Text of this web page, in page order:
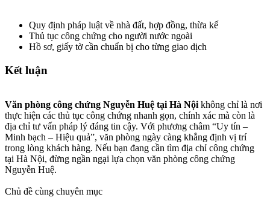
Quy định pháp luật về nhà đất, hợp đồng, thừa kế
Thủ tục công chứng cho người nước ngoài
Hồ sơ, giấy tờ cần chuẩn bị cho từng giao dịch
Kết luận​
Văn phòng công chứng Nguyễn Huệ tại Hà Nội không chỉ là nơi
thực hiện các thủ tục công chứng nhanh gọn, chính xác mà còn là
địa chỉ tư vấn pháp lý đáng tin cậy. Với phương châm “Uy tín –
Minh bạch – Hiệu quả”, văn phòng ngày càng khẳng định vị trí
trong lòng khách hàng. Nếu bạn đang cần tìm địa chỉ công chứng
tại Hà Nội, đừng ngần ngại lựa chọn văn phòng công chứng
Nguyễn Huệ.
Chủ đề cùng chuyên mục